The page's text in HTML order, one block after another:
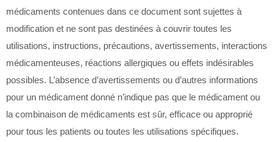
médicaments contenues dans ce document sont sujettes à
modification et ne sont pas destinées à couvrir toutes les
utilisations, instructions, précautions, avertissements, interactions
médicamenteuses, réactions allergiques ou effets indésirables
possibles. L’absence d’avertissements ou d’autres informations
pour un médicament donné n’indique pas que le médicament ou
la combinaison de médicaments est sûr, efficace ou approprié
pour tous les patients ou toutes les utilisations spécifiques.